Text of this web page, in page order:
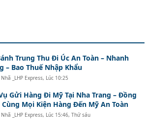
Trung Thu Đi Úc An Toàn – Nhanh
– Bao Thuế Nhập Khẩu
_LHP Express, Lúc 10:25
Gửi Hàng Đi Mỹ Tại Nha Trang – Đồng
Cùng Mọi Kiện Hàng Đến Mỹ An Toàn
_LHP Express, Lúc 15:46, Thứ sáu